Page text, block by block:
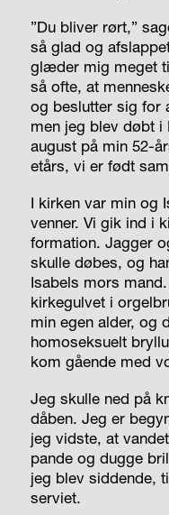
”Du bliver rørt,”
så glad og
glæder mig meget
så ofte, at
og beslutter sig for
men jeg blev døbt
august på min 52-
etårs, vi er født
I kirken var min og
venner. Vi gik ind i
formation. Jagger
skulle døbes, og
Isabels mors
kirkegulvet i
min egen alder, og
homoseksuelt
kom gående med
Jeg skulle ned på
dåben. Jeg er
jeg vidste, at
pande og dugge
jeg blev siddende,
serviet.